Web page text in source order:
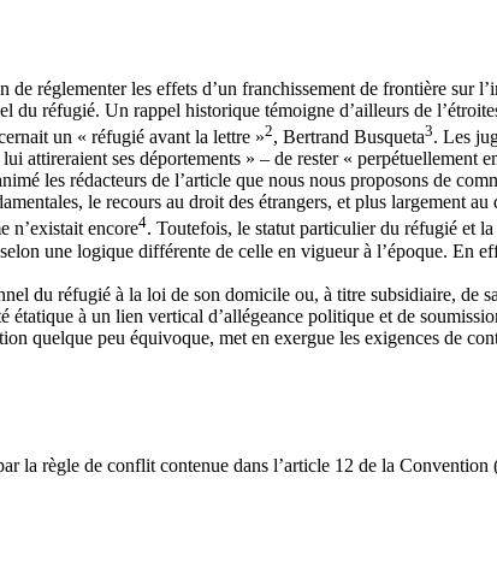
réglementer les effets d’un franchissement de frontière sur
réfugié. Un rappel historique témoigne d’ailleurs de
un « réfugié avant la lettre »2, Bertrand Busqueta3. Les
attireraient ses déportements » – de rester « perpétuellement
les rédacteurs de l’article que nous nous proposons de
le recours au droit des étrangers, et plus largement
n’existait encore4. Toutefois, le statut particulier du réfugié et
une logique différente de celle en vigueur à l’époque. En
du réfugié à la loi de son domicile ou, à titre subsidiaire, de
à un lien vertical d’allégeance politique et de
quelque peu équivoque, met en exergue les exigences de
la règle de conflit contenue dans l’article 12 de la